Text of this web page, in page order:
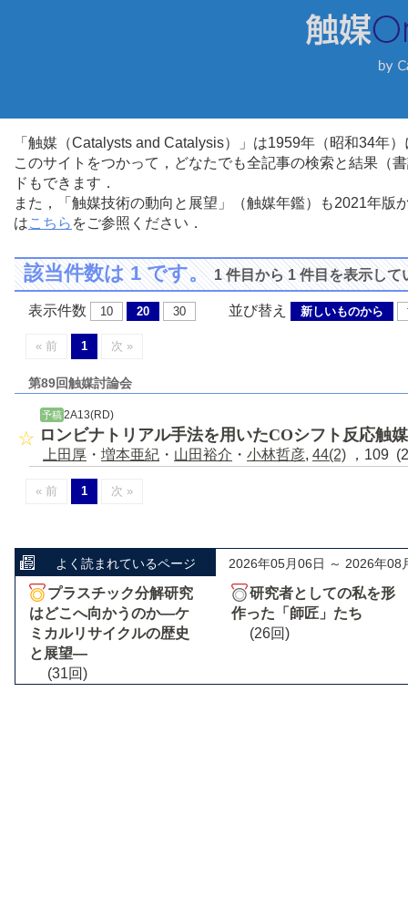
「触媒（Catalysts and Catalysis）」は1959年（昭和34年
このサイトをつかって，どなたでも全記事の検索と結果（
ドもできます．
また，「触媒技術の動向と展望」（触媒年鑑）も2021年
はこちら をご参照ください．
該当件数は 1 です。1 件目から 1 件目を表示して
表示件数 10 20 30 並び替え 新しいものから
« 前 1 次 »
第89回触媒討論会
予稿 2A13(RD)
ロンビナトリアル手法を用いたCOシフト反応触
上田厚 ・ 増本亜紀 ・ 山田裕介 ・ 小林哲彦, 44(2) ，109
« 前 1 次 »
よく読まれているページ 2026年05月06日 ～ 2026年08
プラスチック分解研究
はどこへ向かうのか―ケ
ミカルリサイクルの歴史
と展望―
(31回)
研究者としての私を形
作った「師匠」たち
(26回)